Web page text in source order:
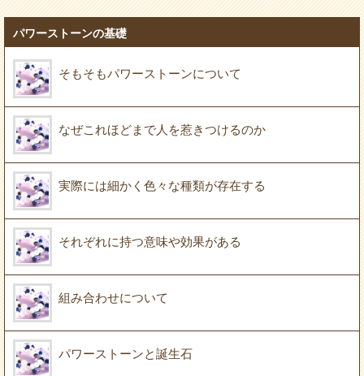
パワーストーンの基礎
そもそもパワーストーンについて
なぜこれほどまで人を惹きつけるのか
実際には細かく色々な種類が存在する
それぞれに持つ意味や効果がある
組み合わせについて
パワーストーンと誕生石